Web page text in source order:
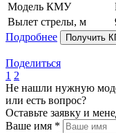
Модель КМУ
Вылет стрелы, м
Подробнее
Получить
Поделиться
1 2
Не нашли нужную
или есть вопрос?
Оставьте заявку и
Ваше имя *